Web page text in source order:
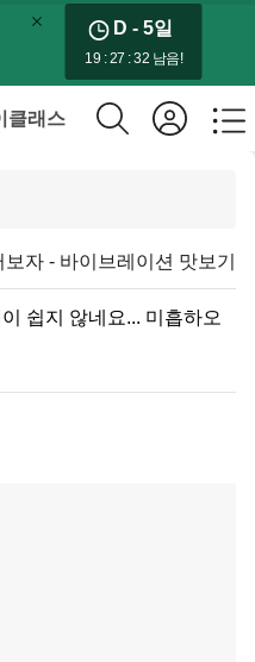
D - 5일
19 : 27 : 32 남음!
클래스
자 - 바이브레이션 맛보기
쉽지 않네요... 미흡하오